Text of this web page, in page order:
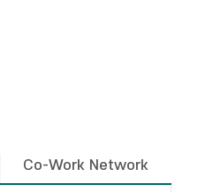
Co-Work Network